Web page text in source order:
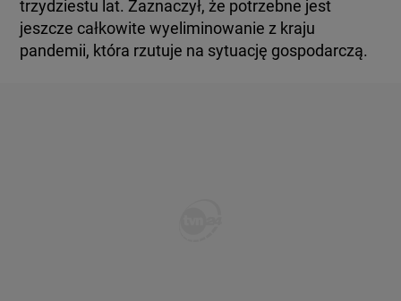
trzydziestu lat. Zaznaczył, że potrzebne jest
jeszcze całkowite wyeliminowanie z kraju
pandemii, która rzutuje na sytuację gospodarczą.